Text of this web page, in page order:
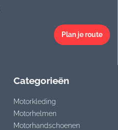
Plan je route
Categorieën
Motorkleding
Motorhelmen
Motorhandschoenen